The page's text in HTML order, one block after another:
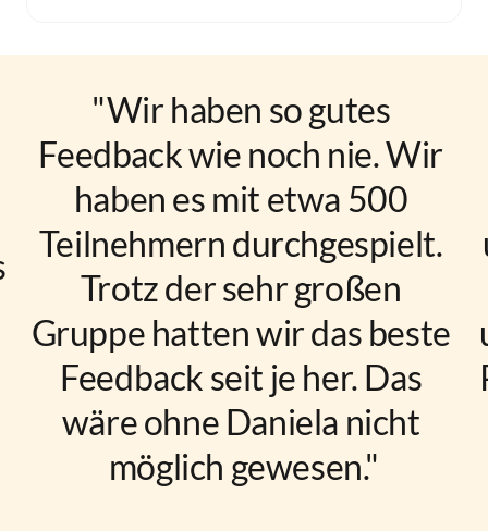
"Wir haben so gutes
Feedback wie noch nie. Wir
haben es mit etwa 500
Teilnehmern durchgespielt.
Trotz der sehr großen
Gruppe hatten wir das beste
Feedback seit je her. Das
wäre ohne Daniela nicht
möglich gewesen."